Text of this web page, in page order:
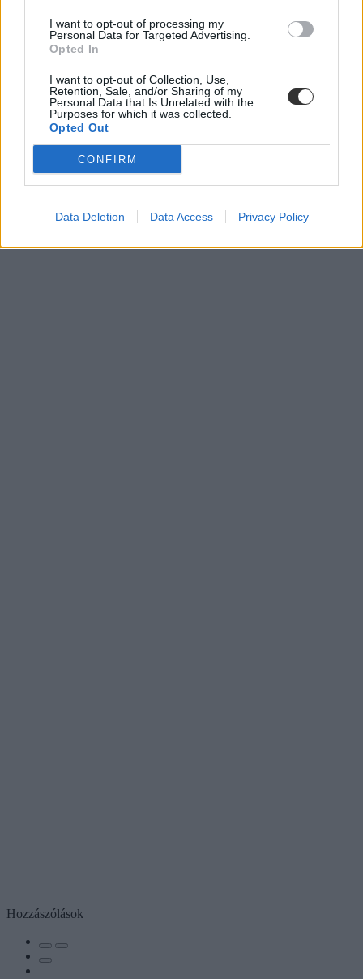
I want to opt-out of processing my
Personal Data for Targeted Advertising.
Opted In
I want to opt-out of Collection, Use,
Retention, Sale, and/or Sharing of my
Personal Data that Is Unrelated with the
Purposes for which it was collected.
Opted Out
CONFIRM
Data Deletion Data Access Privacy Policy
járvány
koronavírus
távoktatás
külföld
lemaradás
Hozzászólások